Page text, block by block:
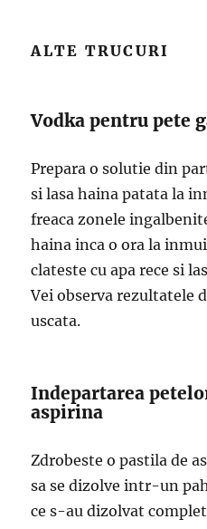
ALTE TRUCURI
Vodka pentru pete
Prepara o solutie din
si lasa haina patata la
freaca zonele
haina inca o ora la
clateste cu apa rece si
Vei observa rezultatele
uscata.
Indepartarea
aspirina
Zdrobeste o pastila de
sa se dizolve intr-un
ce s-au dizolvat